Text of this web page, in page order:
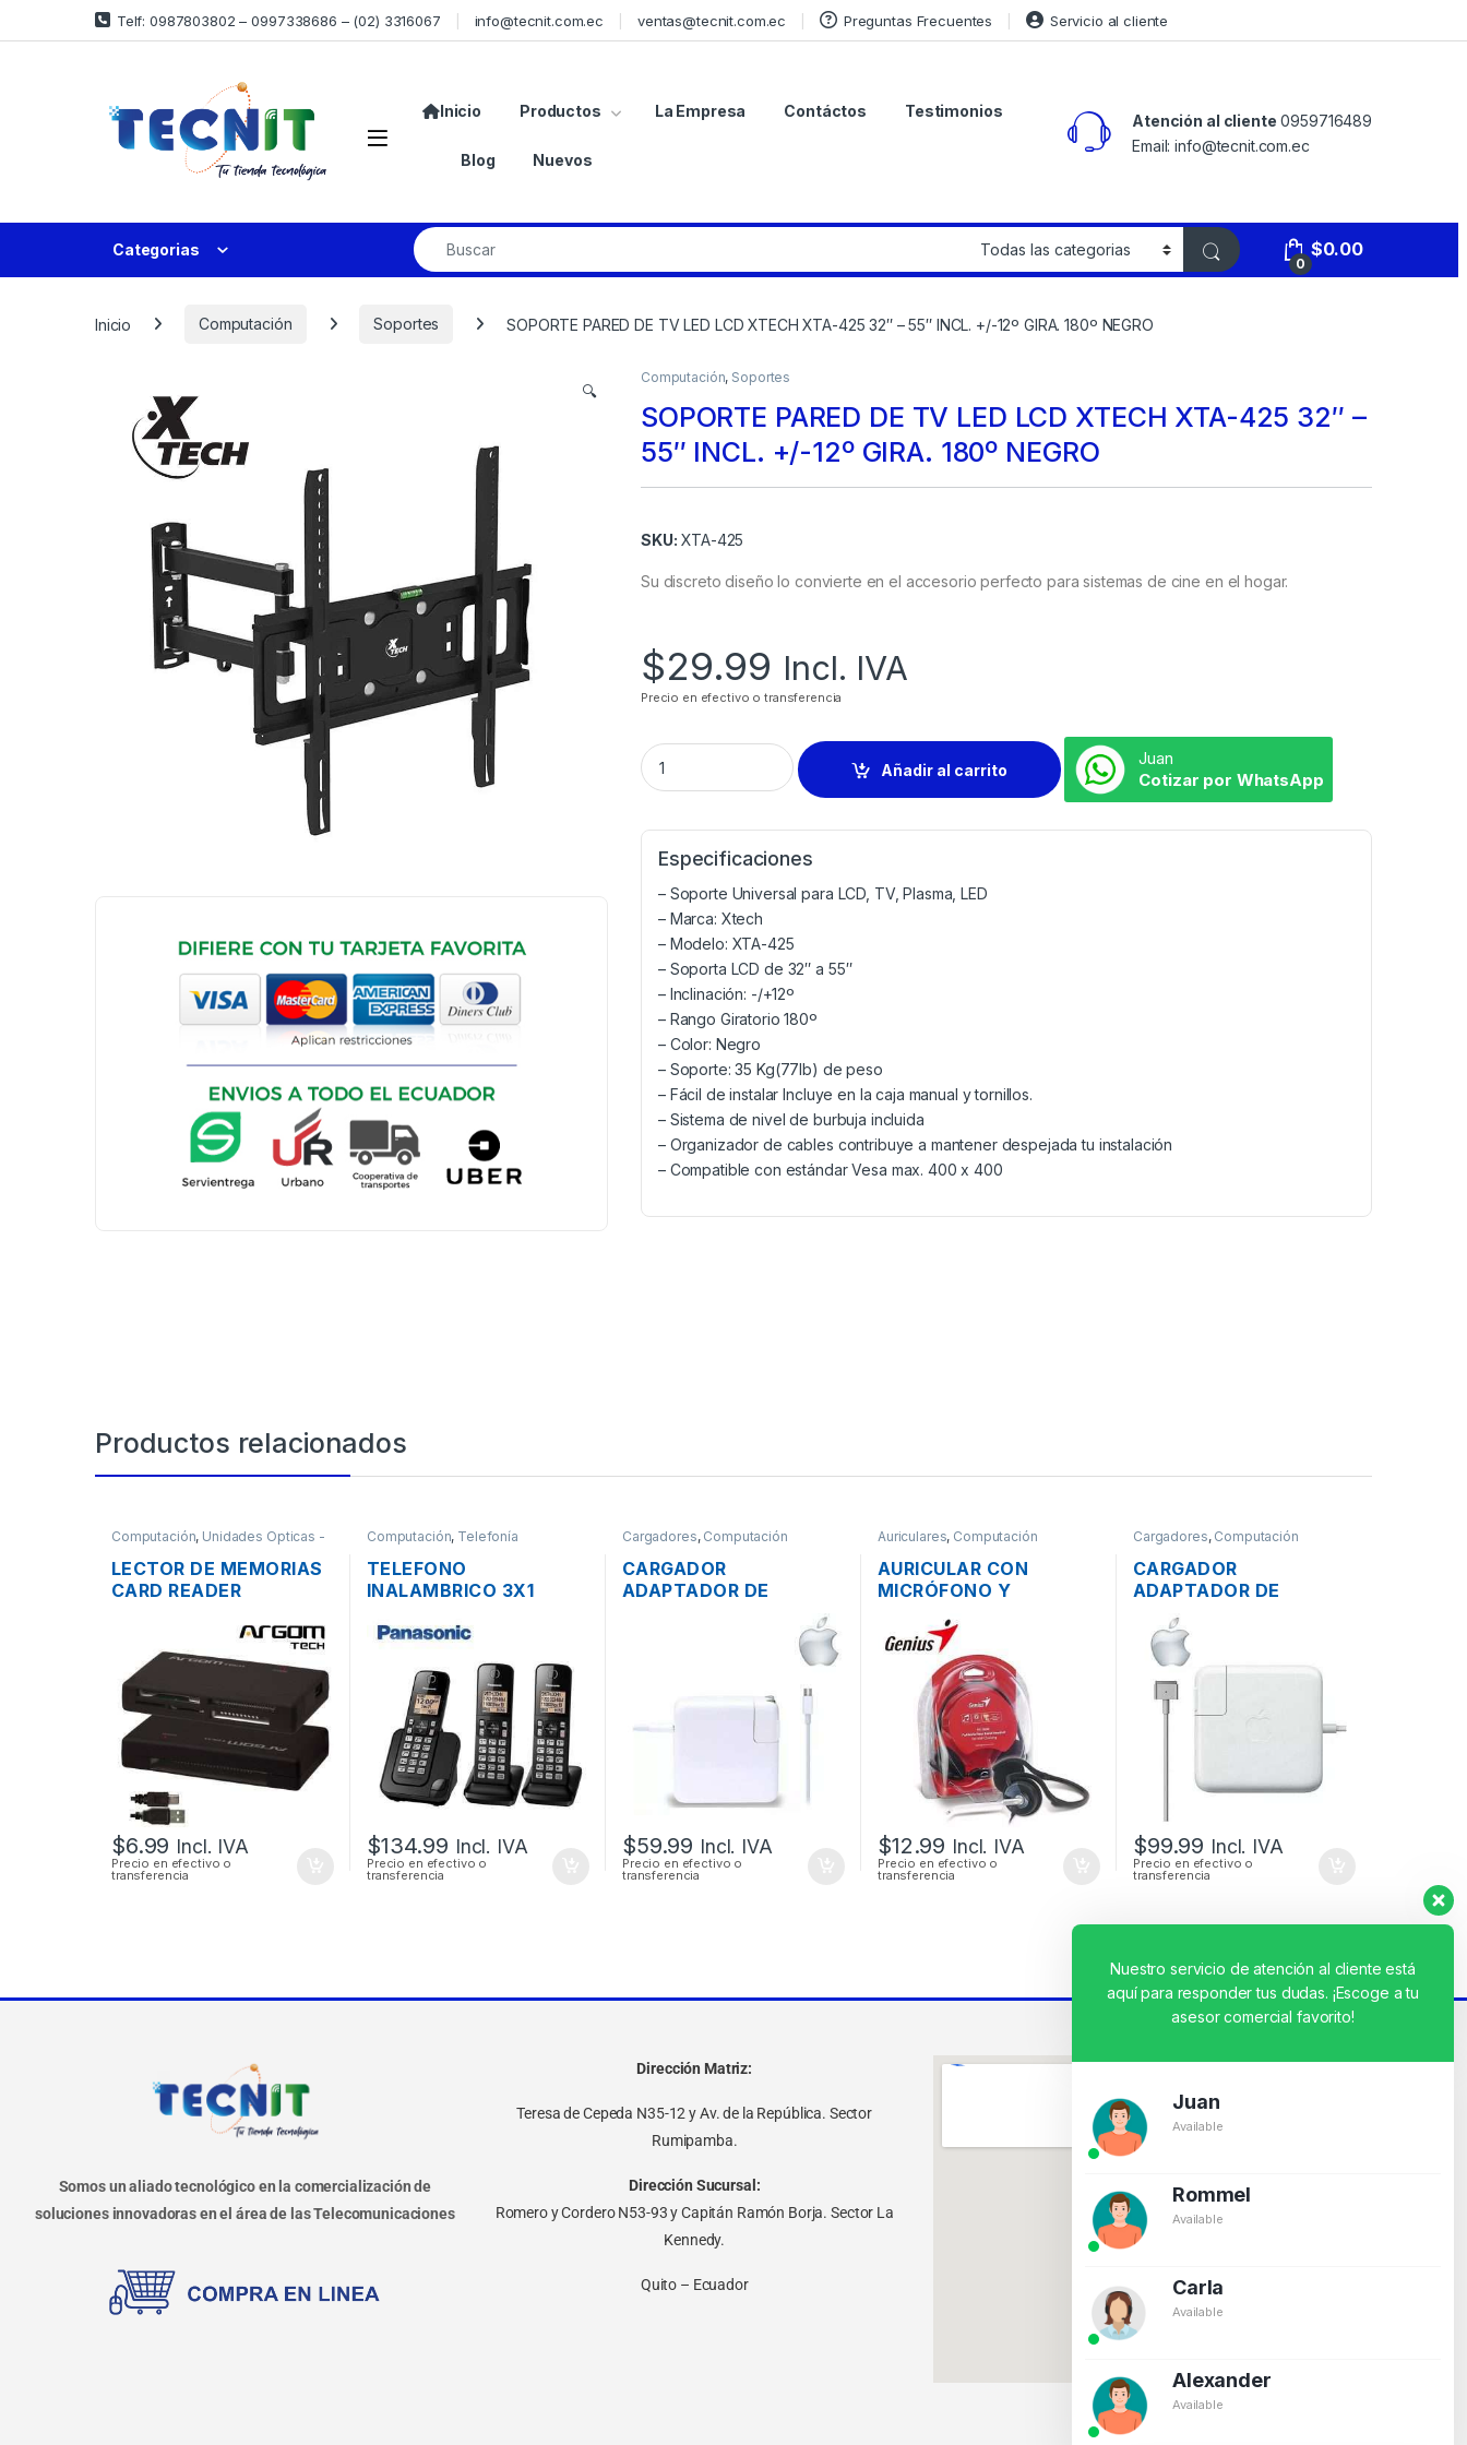
Telf: 0987803802 – 0997338686 – (02) 3316067 info@tecnit.com.ec ventas@tecnit.com.ec Preguntas Frecuentes Servicio al cliente
Inicio Productos La Empresa Contáctos Testimonios
Blog Nuevos
Atención al cliente 0959716489
Email: info@tecnit.com.ec
Categorias
0
$0.00
Inicio Computación Soportes SOPORTE PARED DE TV LED LCD XTECH XTA-425 32″ – 55″ INCL. +/-12º GIRA. 180º NEGRO
🔍
Computación, Soportes
SOPORTE PARED DE TV LED LCD XTECH XTA-425 32″ –
55″ INCL. +/-12º GIRA. 180º NEGRO
SKU: XTA-425
Su discreto diseño lo convierte en el accesorio perfecto para sistemas de cine en el hogar.
$29.99 Incl. IVA
Precio en efectivo o transferencia
Añadir al carrito
Juan
Cotizar por WhatsApp
Especificaciones
– Soporte Universal para LCD, TV, Plasma, LED
– Marca: Xtech
– Modelo: XTA-425
– Soporta LCD de 32″ a 55″
– Inclinación: -/+12º
– Rango Giratorio 180º
– Color: Negro
– Soporte: 35 Kg(77lb) de peso
– Fácil de instalar Incluye en la caja manual y tornillos.
– Sistema de nivel de burbuja incluida
– Organizador de cables contribuye a mantener despejada tu instalación
– Compatible con estándar Vesa max. 400 x 400
Productos relacionados
Computación, Unidades Opticas -
Lectores
LECTOR DE MEMORIAS
CARD READER
USB 2.0 TODO EN 1
$6.99 Incl. IVA
Precio en efectivo o
transferencia
Computación, Telefonía
TELEFONO
INALAMBRICO 3X1
DECT 6.0 C-ID 1.9 GHZ
CONTESTADOR
$134.99 Incl. IVA
Precio en efectivo o
transferencia
Cargadores, Computación
CARGADOR
ADAPTADOR DE
A1718 PARA MACBOOK
PRO USB-C 20V 3A 61W
$59.99 Incl. IVA
Precio en efectivo o
transferencia
Auriculares, Computación
AURICULAR CON
MICRÓFONO Y
GENIUS HS-300N PLUG
3.5MM PLEGABLE
$12.99 Incl. IVA
Precio en efectivo o
transferencia
Cargadores, Computación
CARGADOR
ADAPTADOR DE
MAC APPLE MAGSAFE 2
20V 4.25A 85W
ORIGINAL + CABLE DE
PODER
$99.99 Incl. IVA
Precio en efectivo o
transferencia
Somos un aliado tecnológico en la comercialización de
soluciones innovadoras en el área de las Telecomunicaciones
Dirección Matriz:
Teresa de Cepeda N35-12 y Av. de la República. Sector
Rumipamba.
Dirección Sucursal:
Romero y Cordero N53-93 y Capitán Ramón Borja. Sector La
Kennedy.
Quito – Ecuador
Nuestro servicio de atención al cliente está
aquí para responder tus dudas. ¡Escoge a tu
asesor comercial favorito!
Juan
Available
Rommel
Available
Carla
Available
Alexander
Available